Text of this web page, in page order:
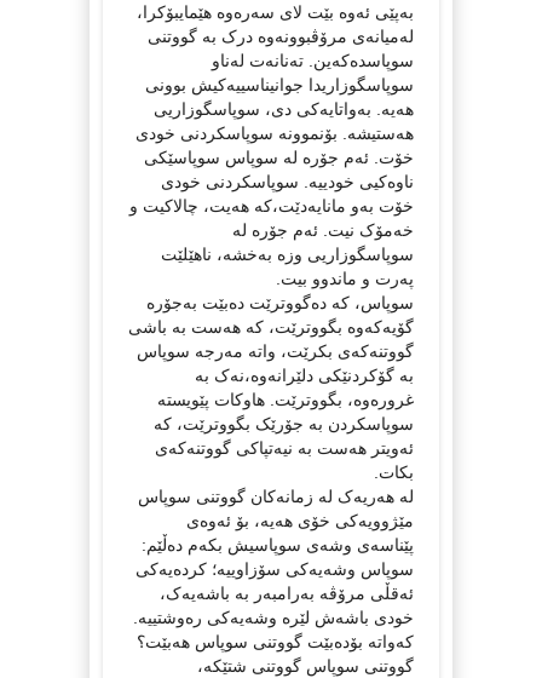
بەپێی ئەوە بێت لای سەرەوە هێمایبۆکرا،
لەمیانەی مرۆڤبوونەوە درک بە گووتنی
سوپاسدەکەین. تەنانەت لەناو
سوپاسگوزاریدا جوانیناسییەکیش بوونی
هەیە. بەواتایەکی دی، سوپاسگوزاریی
ھەستیشە. بۆنموونە سوپاسکردنی خودی
خۆت. ئەم جۆرە لە سوپاس سوپاسێکی
ناوەکیی خودییە. سوپاسکردنی خودی
خۆت بەو مانایەدێت،کە هەیت، چالاکیت و
خەمۆک نیت. ئەم جۆرە لە
سوپاسگوزاریی وزە بەخشە، ناهێلێت
پەرت و ماندوو بیت.
سوپاس، کە دەگووترێت دەبێت بەجۆرە
گۆیەکەوە بگووترێت، کە هەست بە باشی
گووتنەکەی بکرێت، واتە مەرجە سوپاس
بە گۆکردنێکی دلێرانەوە،نەک بە
غرورەوە، بگووترێت. هاوکات پێویستە
سوپاسکردن بە جۆرێک بگووترێت، کە
ئەویتر هەست بە نیەتپاکی گووتنەکەی
بکات.
لە هەریەک لە زمانەکان گووتنی سوپاس
مێژوویەکی خۆی هەیە، بۆ ئەوەی
پێناسەی وشەی سوپاسیش بکەم دەڵێم:
سوپاس وشەیەکی سۆزاوییە؛ کردەیەکی
ئەقڵی مرۆڤە بەرامبەر بە باشەیەک،
خودی باشەش لێرە وشەیەکی رەوشتییە.
کەواتە بۆدەبێت گووتنی سوپاس هەبێت؟
گووتنی سوپاس گووتنی شتێکە،